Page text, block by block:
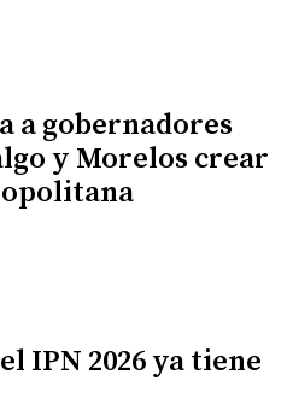
a gobernadores
y Morelos crear
IPN 2026 ya tiene